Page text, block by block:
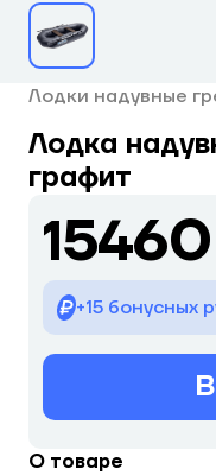
Лодки надувные
Лодка
графит
+15 бонусных
О товаре